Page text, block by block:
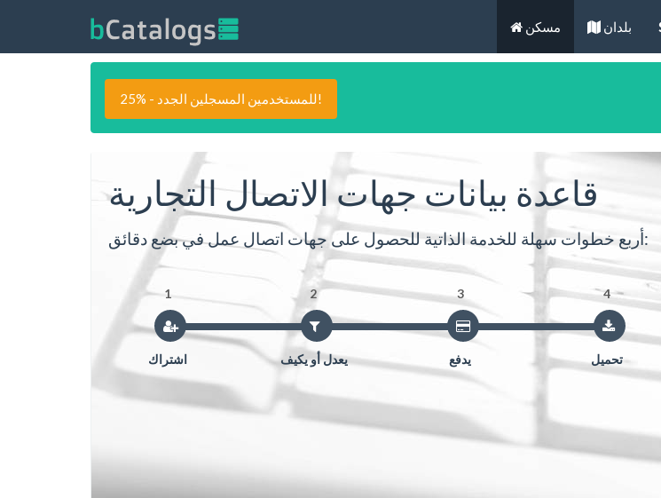
مسكن بلدان
25% - للمستخدمين المسجلين الجدد!
قاعدة بيانات جهات الاتصال التجارية
أربع خطوات سهلة للخدمة الذاتية للحصول على جهات اتصال عمل في بضع دقائق:
1
اشتراك
2
يعدل أو يكيف
3
يدفع
4
تحميل